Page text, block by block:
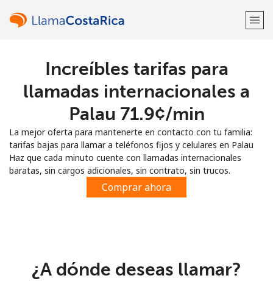
¡Bienvenido!
Regístrate con
Increíbles tarifas para
llamadas internacionales a
Palau ⁦71.9¢⁩/min
La mejor oferta para mantenerte en contacto con tu familia:
tarifas bajas para llamar a teléfonos fijos y celulares en Palau
Haz que cada minuto cuente con llamadas internacionales
baratas, sin cargos adicionales, sin contrato, sin trucos.
Comprar ahora
¿A dónde deseas llamar?